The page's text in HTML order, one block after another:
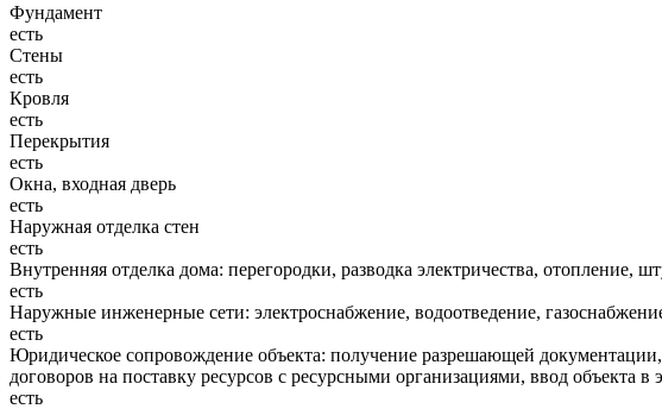
Фундамент
есть
Стены
есть
Кровля
есть
Перекрытия
есть
Окна, входная дверь
есть
Наружная отделка стен
есть
Внутренняя отделка дома: перегородки, разводка электричества, отопление,
есть
Наружные инженерные сети: электроснабжение, водоотведение,
есть
Юридическое сопровождение объекта: получение разрешающей
договоров на поставку ресурсов с ресурсными организациями, ввод объекта в
есть